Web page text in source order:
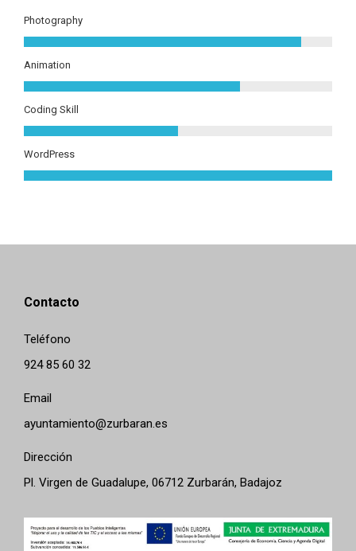
Photography
Animation
Coding Skill
WordPress
Contacto
Teléfono
924 85 60 32
Email
ayuntamiento@zurbaran.es
Dirección
Pl. Virgen de Guadalupe, 06712 Zurbarán, Badajoz